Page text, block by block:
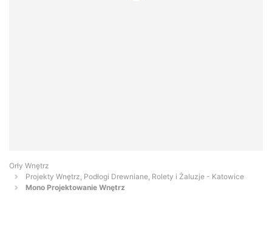
Orły Wnętrz
Projekty Wnętrz, Podłogi Drewniane, Rolety i Żaluzje - Katowice
Mono Projektowanie Wnętrz